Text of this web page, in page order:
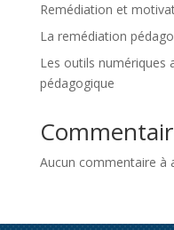
Remédiation et
La remédiation
Les outils numériques
pédagogique
Aucun commentaire à